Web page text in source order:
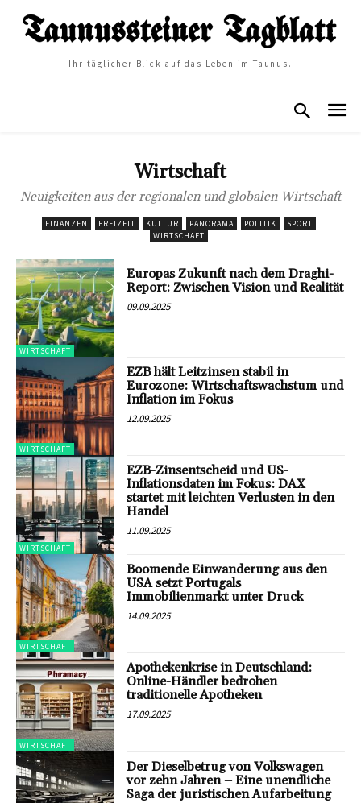
Ihr täglicher Blick auf das Leben im Taunus.
Wirtschaft
Neuigkeiten aus der regionalen und globalen Wirtschaft
FINANZEN FREIZEIT KULTUR PANORAMA POLITIK
SPORT
WIRTSCHAFT
WIRTSCHAFT
Europas Zukunft nach dem Draghi-
Report: Zwischen Vision und Realität
09.09.2025
WIRTSCHAFT
EZB hält Leitzinsen stabil in
Eurozone: Wirtschaftswachstum und
Inflation im Fokus
12.09.2025
WIRTSCHAFT
EZB-Zinsentscheid und US-
Inflationsdaten im Fokus: DAX
startet mit leichten Verlusten in den
Handel
11.09.2025
WIRTSCHAFT
Boomende Einwanderung aus den
USA setzt Portugals
Immobilienmarkt unter Druck
14.09.2025
WIRTSCHAFT
Apothekenkrise in Deutschland:
Online-Händler bedrohen
traditionelle Apotheken
17.09.2025
Der Dieselbetrug von Volkswagen
vor zehn Jahren – Eine unendliche
Saga der juristischen Aufarbeitung